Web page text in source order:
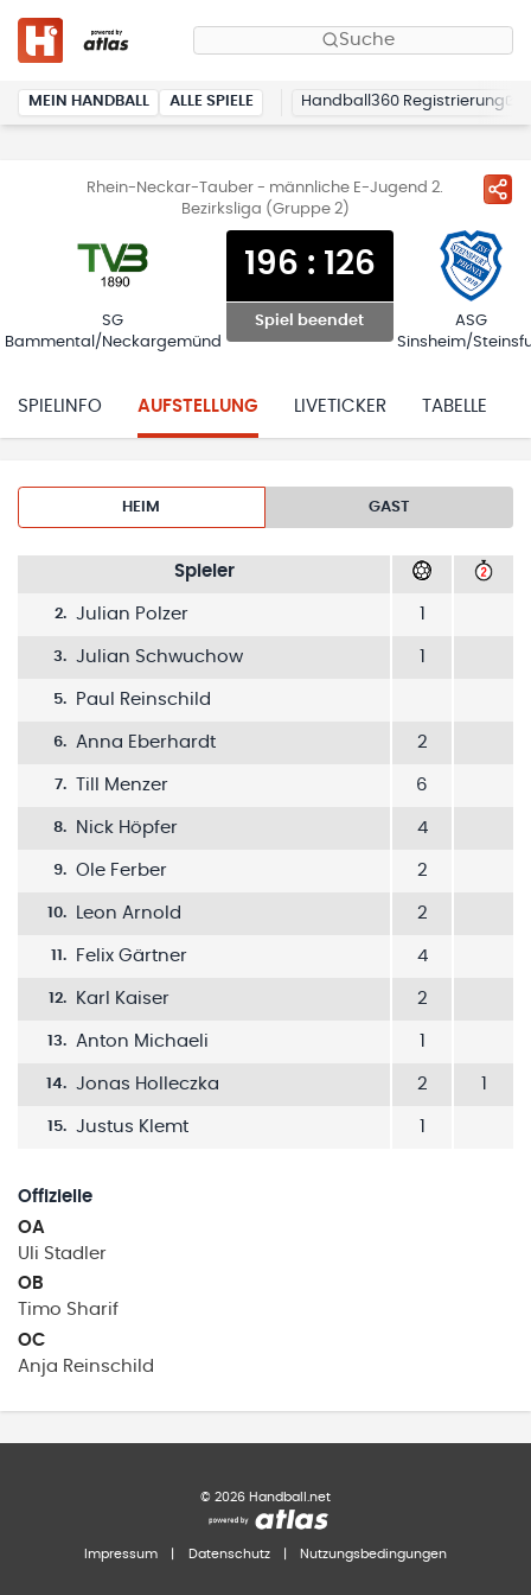
Suche
MEIN HANDBALL ALLE SPIELE Handball360 Registrierung
Rhein-Neckar-Tauber - männliche E-Jugend 2.
Bezirksliga (Gruppe 2)
SG
Bammental/Neckargemünd
196 : 126
Spiel beendet
ASG
Sinsheim/
SPIELINFO AUFSTELLUNG LIVETICKER TABELLE
HEIM GAST
Spieler
2. Julian Polzer
3. Julian Schwuchow
5. Paul Reinschild
6. Anna Eberhardt 2
7. Till Menzer 6
8. Nick Höpfer 4
9. Ole Ferber 2
10. Leon Arnold 2
11. Felix Gärtner 4
12. Karl Kaiser 2
13. Anton Michaeli
14. Jonas Holleczka 2
15. Justus Klemt
Offizielle
OA
Uli Stadler
OB
Timo Sharif
OC
Anja Reinschild
© 2026 Handball.net
Impressum Datenschutz Nutzungsbedingungen